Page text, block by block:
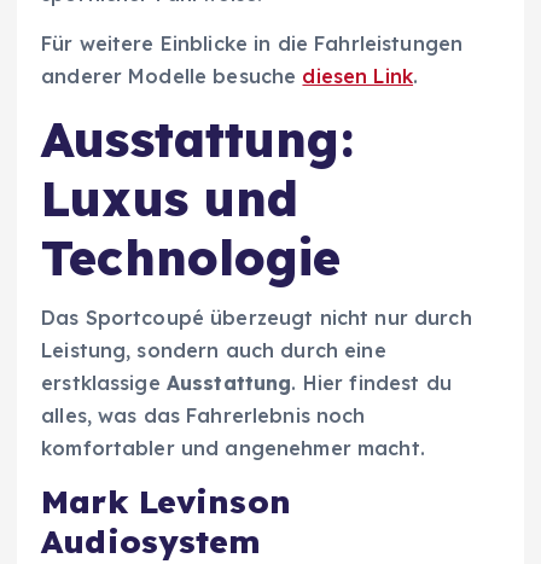
Für weitere Einblicke in die Fahrleistungen
anderer Modelle besuche diesen Link.
Ausstattung:
Luxus und
Technologie
Das Sportcoupé überzeugt nicht nur durch
Leistung, sondern auch durch eine
erstklassige Ausstattung. Hier findest du
alles, was das Fahrerlebnis noch
komfortabler und angenehmer macht.
Mark Levinson
Audiosystem